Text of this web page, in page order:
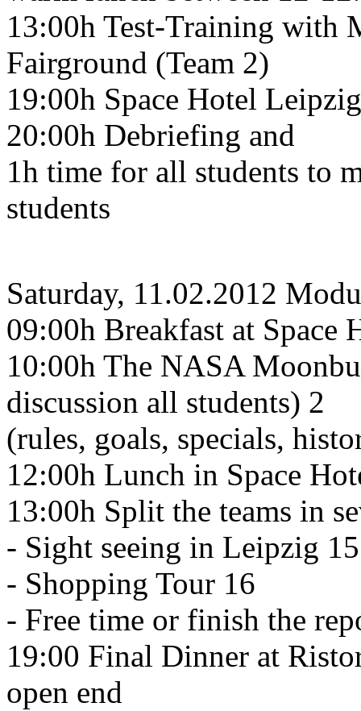
13:00h Test-Training with
Fairground (Team 2)
19:00h Space Hotel
20:00h Debriefing and
1h time for all students to
students
Saturday, 11.02.2012
09:00h Breakfast at Space
10:00h The NASA
discussion all students) 2
(rules, goals, specials,
12:00h Lunch in Space
13:00h Split the teams in
- Sight seeing in Leipzig 15
- Shopping Tour 16
- Free time or finish the
19:00 Final Dinner at
open end